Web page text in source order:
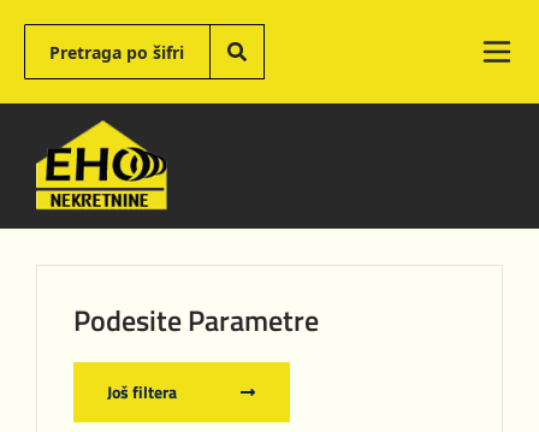
Podesite Parametre
Još filtera